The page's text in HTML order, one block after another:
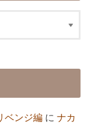
ベンジ編 にナカ